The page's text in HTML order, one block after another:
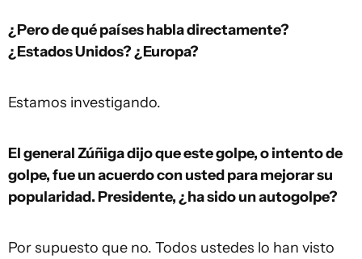
¿Pero de qué países habla directamente?
¿Estados Unidos? ¿Europa?
Estamos investigando.
El general Zúñiga dijo que este golpe, o intento de
golpe, fue un acuerdo con usted para mejorar su
popularidad. Presidente, ¿ha sido un autogolpe?
Por supuesto que no. Todos ustedes lo han visto